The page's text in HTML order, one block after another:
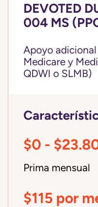
DEVOTED
004 MS
Apoyo
Medicare y
QDWI o SLMB)
$0 -
Prima mensual
$115 por